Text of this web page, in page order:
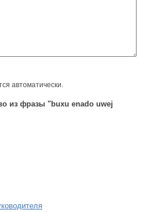
автоматически.
из фразы "buxu enado uwej